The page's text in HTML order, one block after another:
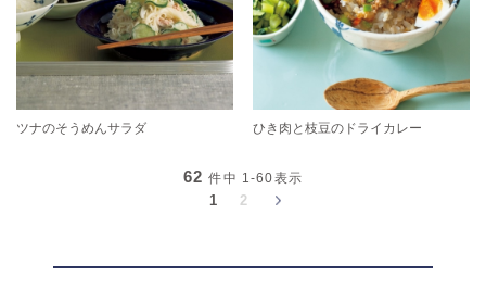
ツナのそうめんサラダ ひき肉と枝豆のドライカレー
62 件中 1-60表示
1 2